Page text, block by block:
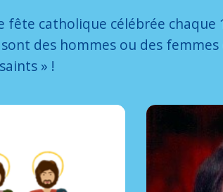
fête catholique célébrée
des hommes ou des
» !